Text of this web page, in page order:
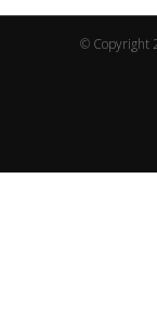
© Copyright